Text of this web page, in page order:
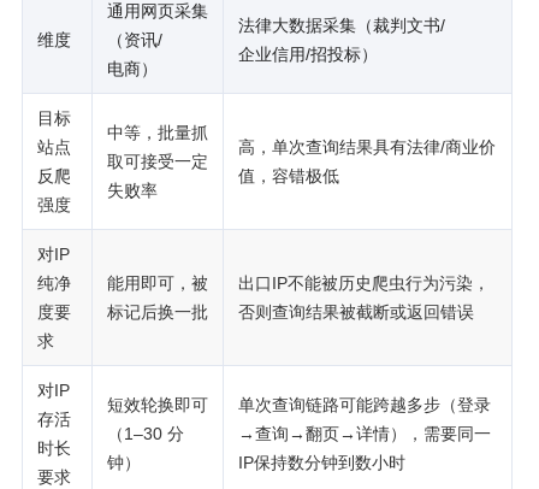
维度
通用网页采集
（资讯/
电商）
法律大数据采集（裁判文书/
企业信用/招投标）
目标
站点
反爬
强度
中等，批量抓
取可接受一定
失败率
高，单次查询结果具有法律/商业价
值，容错极低
对IP
纯净
度要
求
能用即可，被
标记后换一批
出口IP不能被历史爬虫行为污染，
否则查询结果被截断或返回错误
对IP
存活
时长
要求
短效轮换即可
（1–30 分
钟）
单次查询链路可能跨越多步（登录
→查询→翻页→详情），需要同一
IP保持数分钟到数小时